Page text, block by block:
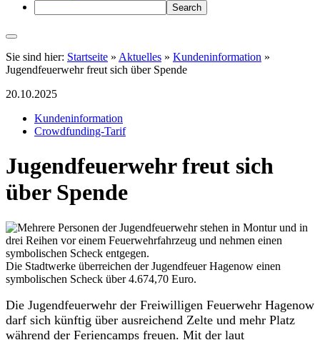
Sie sind hier: Startseite » Aktuelles » Kundeninformation »
Jugendfeuerwehr freut sich über Spende
20.10.2025
Kundeninformation
Crowdfunding-Tarif
Jugendfeuerwehr freut sich
über Spende
Die Stadtwerke überreichen der Jugendfeuer Hagenow einen
symbolischen Scheck über 4.674,70 Euro.
Die Jugendfeuerwehr der Freiwilligen Feuerwehr Hagenow
darf sich künftig über ausreichend Zelte und mehr Platz
während der Feriencamps freuen. Mit der laut